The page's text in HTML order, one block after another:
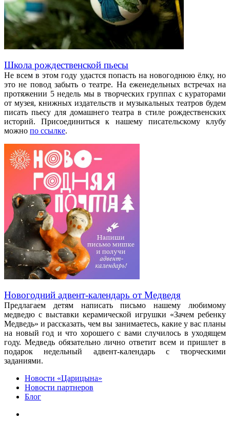
Школа рождественской пьесы
Не всем в этом году удастся попасть на новогоднюю ёлку, но
это не повод забыть о театре. На еженедельных встречах на
протяжении 5 недель мы в творческих группах с кураторами
от музея, книжных издательств и музыкальных театров будем
писать пьесу для домашнего театра в стиле рождественских
историй. Присоединиться к нашему писательскому клубу
можно по ссылке.
Новогодний адвент-календарь от Медведя
Предлагаем детям написать письмо нашему любимому
медведю с выставки керамической игрушки «Зачем ребенку
Медведь» и рассказать, чем вы занимаетесь, какие у вас планы
на новый год и что хорошего с вами случилось в уходящем
году. Медведь обязательно лично ответит всем и пришлет в
подарок недельный адвент-календарь с творческими
заданиями.
Новости «Царицына»
Новости партнеров
Блог